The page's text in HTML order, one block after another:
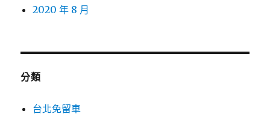
2020 年 8 月
分類
台北免留車